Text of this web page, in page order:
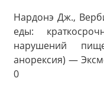
Нардонэ Дж.,
еды:
нарушений
анорексия) —
0